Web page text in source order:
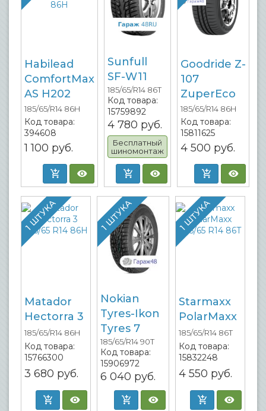
Habilead
ComfortMax
AS H202
185/65/R14 86H
Код товара:
394608
1 100 руб.
Sunfull
SF-W11
185/65/R14 86T
Код товара:
15759892
4 780 руб.
Бесплатный
шиномонтаж
Goodride Z-
107
ZuperEco
185/65/R14 86H
Код товара:
15811625
4 500 руб.
1 ШТУКА
Matador
Hectorra 3
185/65/R14 86H
Код товара:
15766300
3 680 руб.
1 ШТУКА
Nokian
Tyres-Ikon
Tyres 7
185/65/R14 90T
Код товара:
15906972
6 040 руб.
1 ШТУКА
Starmaxx
PolarMaxx
185/65/R14 86T
Код товара:
15832248
4 550 руб.